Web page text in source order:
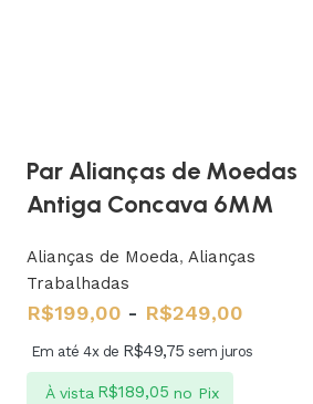
Par Alianças de Moedas
Antiga Concava 6MM
Alianças de Moeda,Alianças
Trabalhadas
R$199,00 - R$249,00
Em até 4x de R$49,75 sem juros
À vista R$189,05 no Pix